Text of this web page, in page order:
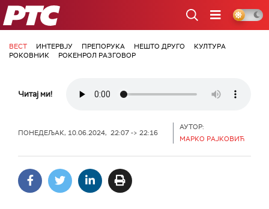
РТС
ВЕСТ ИНТЕРВЈУ ПРЕПОРУКА НЕШТО ДРУГО
КУЛТУРА
РОКОВНИК
РОКЕНРОЛ РАЗГОВОР
Читај ми!
ПОНЕДЕЉАК, 10.06.2024, 22:07 -> 22:16
АУТОР:
МАРКО РАЈКОВИЋ